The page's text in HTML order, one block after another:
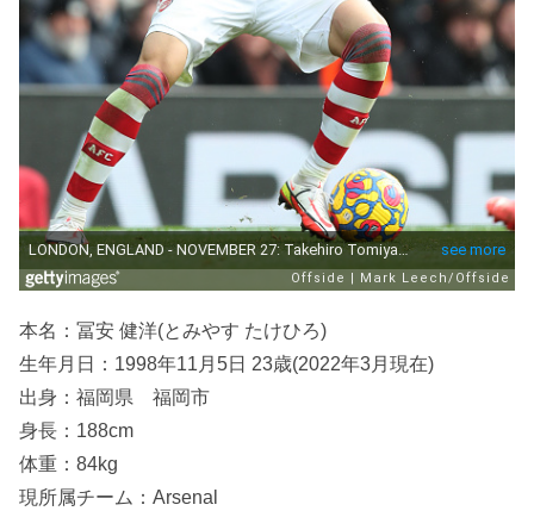
本名：冨安 健洋(とみやす たけひろ)
生年月日：1998年11月5日 23歳(2022年3月現在)
出身：福岡県 福岡市
身長：188cm
体重：84kg
現所属チーム：Arsenal